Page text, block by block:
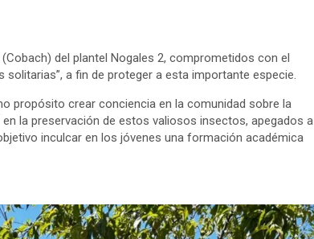
del plantel Nogales 2, comprometidos con el
a fin de proteger a esta importante especie.
propósito crear conciencia en la comunidad sobre la
la preservación de estos valiosos insectos, apegados a
inculcar en los jóvenes una formación académica